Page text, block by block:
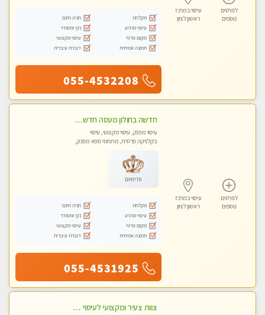
לפרטים
נוספים
עיסוי במרכז
ראשון לציון
מקלחת
חניה חינם
עיסוי מרגיע
נקי ומסודר
מקום פרטי
עיסוי מקצועי
תמונה אמיתית
דוברת עיברית
055-4532208
לפרטים
נוספים
עיסוי במרכז
ראשון לציון
חדשה בחולון מעסה חדשה בחולון איכותית למאסז מקצועי ומפנק לכל שרירי הגוף עיסוי מכל הלב
עיסוי מפנק, עיסוי מקצועי, עיסוי
בקלניקה פרטית, מתחמי ספא מפנק,
פרימיום
מקלחת
חניה חינם
עיסוי מרגיע
נקי ומסודר
מקום פרטי
עיסוי מקצועי
תמונה אמיתית
דוברת עיברית
055-4531925
צוות צעיר ומקצועי לעיסוי VIP בקליניקה מפוארת באווירה חמה ונעימה מומלץ ביותר! חוויה מפנקת מאוד ... ללא מין !!